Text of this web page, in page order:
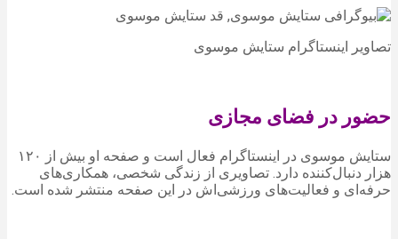
تصاویر اینستاگرام ستایش موسوی
حضور در فضای مجازی
ستایش موسوی در اینستاگرام فعال است و صفحه او بیش از ۱۲۰
هزار دنبال‌کننده دارد. تصاویری از زندگی شخصی، همکاری‌های
حرفه‌ای و فعالیت‌های ورزشی‌اش در این صفحه منتشر شده است.